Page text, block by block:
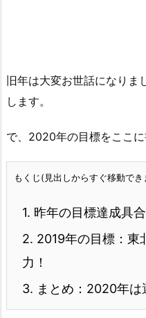
旧年は大変お世話になり
します。
で、2020年の目標をここに
もくじ(見出しからすぐ移動でき
1. 昨年の目標達成具合
2. 2019年の目標：東
力！
3. まとめ：2020年は